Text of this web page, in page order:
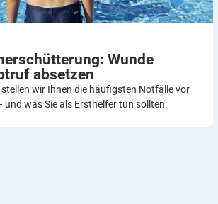
Wunde
absetzen
stellen wir Ihnen die häufigsten Notfälle vor
und was Sie als Ersthelfer tun sollten.